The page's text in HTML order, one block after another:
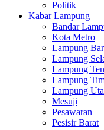
Politik
Kabar Lampung
Bandar
Kota Metro
Lampung
Lampung
Lampung
Lampung
Lampung
Mesuji
Pesawaran
Pesisir Barat